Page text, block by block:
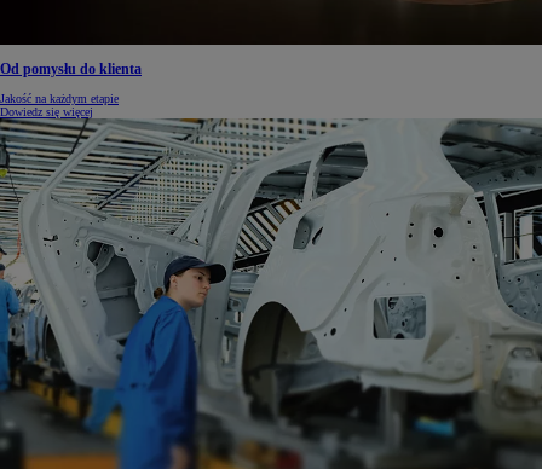
Od pomysłu do klienta
Jakość na każdym etapie
Dowiedz się więcej